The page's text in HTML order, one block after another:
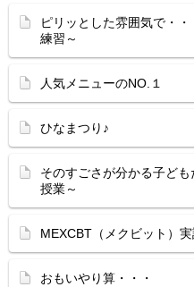
ピリッとした雰囲
練習～
人気メニュー
ひなまつり
そのすごさが分かる子
授業～
MEXCBT（メクビット）実
おもいやり算・